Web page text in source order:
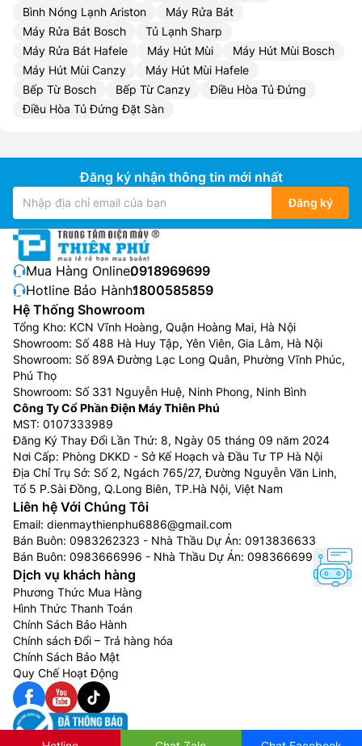
Bình Nóng Lạnh Ariston
Máy Rửa Bát
Máy Rửa Bát Bosch
Tủ Lạnh Sharp
Máy Rửa Bát Hafele
Máy Hút Mùi
Máy Hút Mùi Bosch
Máy Hút Mùi Canzy
Máy Hút Mùi Hafele
Bếp Từ Bosch
Bếp Từ Canzy
Điều Hòa Tủ Đứng
Điều Hòa Tủ Đứng Đặt Sàn
Đăng ký nhận thông tin mới nhất
Đăng ký
Mua Hàng Online:0918969699
Hotline Bảo Hành:1800585859
Hệ Thống Showroom
Tổng Kho: KCN Vĩnh Hoàng, Quận Hoàng Mai, Hà Nội
Showroom: Số 488 Hà Huy Tập, Yên Viên, Gia Lâm, Hà Nội
Showroom: Số 89A Đường Lạc Long Quân, Phường Vĩnh Phúc,
Phú Thọ
Showroom: Số 331 Nguyễn Huệ, Ninh Phong, Ninh Bình
Công Ty Cổ Phần Điện Máy Thiên Phú
MST: 0107333989
Đăng Ký Thay Đổi Lần Thứ: 8, Ngày 05 tháng 09 năm 2024
Nơi Cấp: Phòng DKKD - Sở Kế Hoạch và Đầu Tư TP Hà Nội
Địa Chỉ Trụ Sở: Số 2, Ngách 765/27, Đường Nguyễn Văn Linh,
Tổ 5 P.Sài Đồng, Q.Long Biên, TP.Hà Nội, Việt Nam
Liên hệ Với Chúng Tôi
Email: dienmaythienphu6886@gmail.com
Bán Buôn: 0983262323 - Nhà Thầu Dự Án: 0913836633
Bán Buôn: 0983666996 - Nhà Thầu Dự Án: 0983666996
Dịch vụ khách hàng
Phương Thức Mua Hàng
Hình Thức Thanh Toán
Chính Sách Bảo Hành
Chính sách Đổi – Trả hàng hóa
Chính Sách Bảo Mật
Quy Chế Hoạt Động